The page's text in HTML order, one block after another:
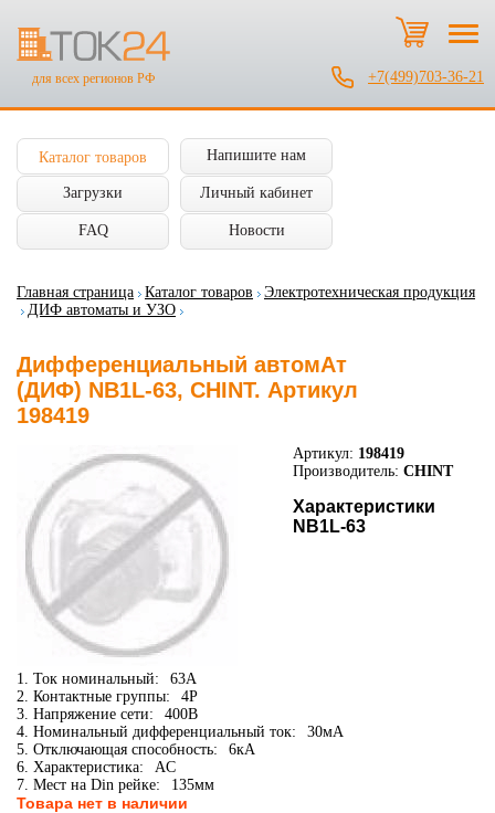
для всех регионов РФ +7(499)703-36-21
Каталог товаров Напишите нам
Загрузки Личный кабинет
FAQ Новости
Главная страница Каталог товаров
Электротехническая продукция
ДИФ автоматы и УЗО
Дифференциальный автомАт
(ДИФ) NB1L-63, CHINT. Артикул
198419
Артикул: 198419
Производитель: CHINT
Характеристики
NB1L-63
1. Ток номинальный:
63А
2. Контактные группы:
4P
3. Напряжение сети:
400В
4. Номинальный дифференциальный ток:
30мА
5. Отключающая способность:
6кА
6. Характеристика:
AC
7. Мест на Din рейке:
135мм
Товара нет в наличии